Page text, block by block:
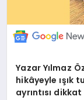
Yazar Yılmaz
hikâyeyle ışık
ayrıntısı